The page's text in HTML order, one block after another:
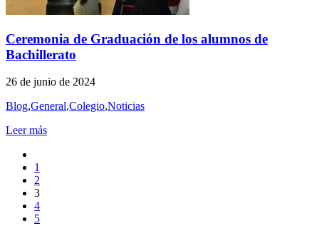
Ceremonia de Graduación de los alumnos de
Bachillerato
26 de junio de 2024
Blog,General,Colegio,Noticias
Leer más
1
2
3
4
5